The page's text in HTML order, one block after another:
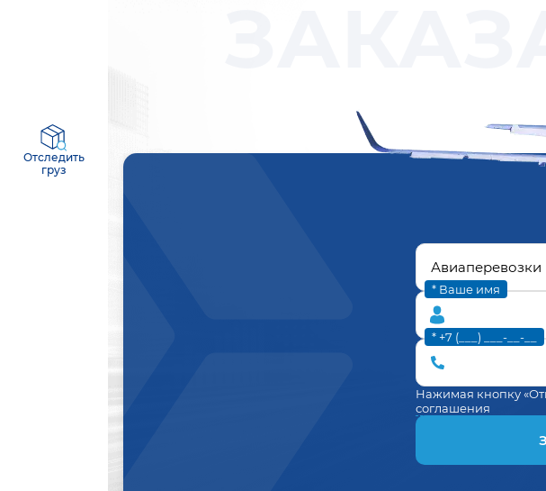
Отследить
груз
* Ваше имя
* +7 (___) ___-__-__
Нажимая кнопку
соглашения